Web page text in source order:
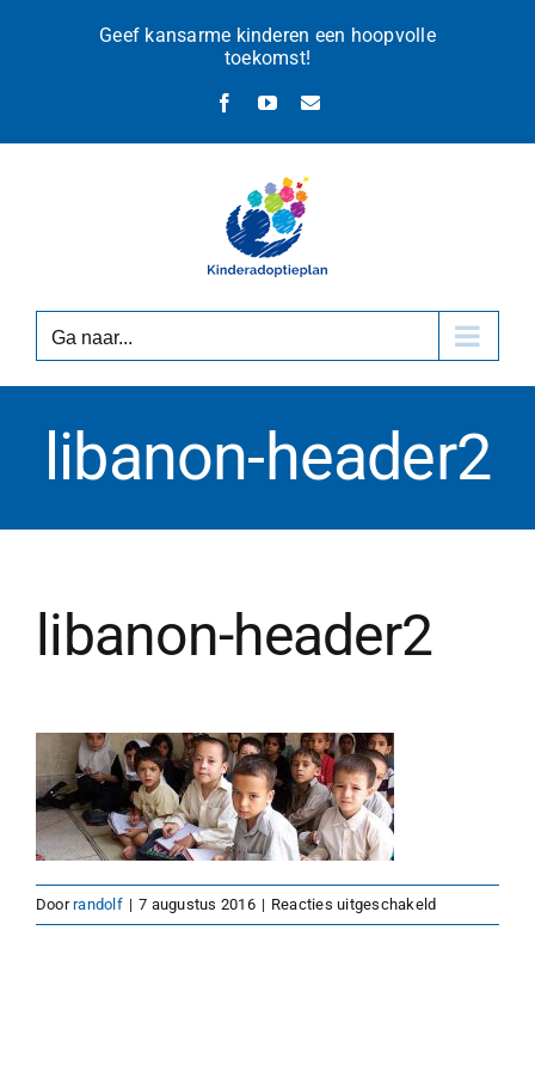
Geef kansarme kinderen een hoopvolle
toekomst!
FacebookYouTube
E-
Ga naar...
libanon-header2
libanon-header2
Doorrandolf | 7 augustus 2016 | Reacties uitgeschakeldvoor
libanon-